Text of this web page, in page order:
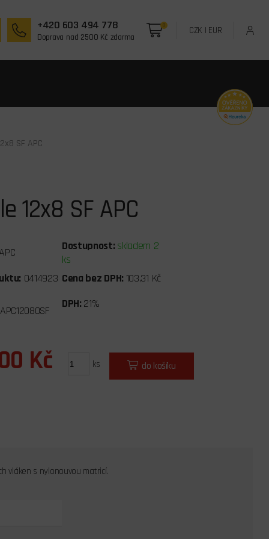
+420 603 494 778
Doprava nad 2500 Kč zdarma
0 CZK | EUR
SF APC
12x8 SF APC
Dostupnost: skladem 2
ks
0414923 Cena bez DPH: 103,31 Kč
DPH: 21%
Kč ks do košíku
vláken s nylonouvou matricí.